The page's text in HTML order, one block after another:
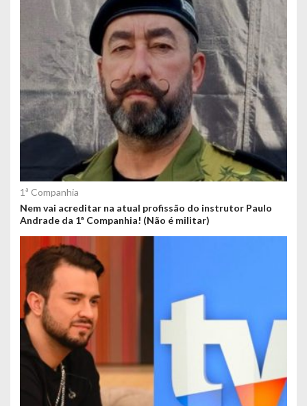
1ª Companhia
Nem vai acreditar na atual profissão do instrutor Paulo
Andrade da 1ª Companhia! (Não é militar)